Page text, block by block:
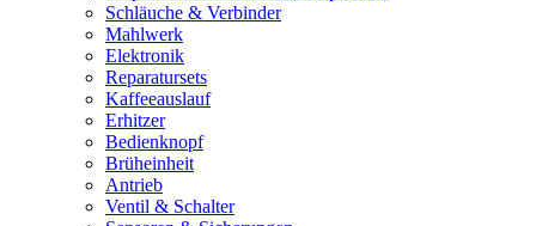
Schläuche & Verbinder
Mahlwerk
Elektronik
Reparatursets
Kaffeeauslauf
Erhitzer
Bedienknopf
Brüheinheit
Antrieb
Ventil & Schalter